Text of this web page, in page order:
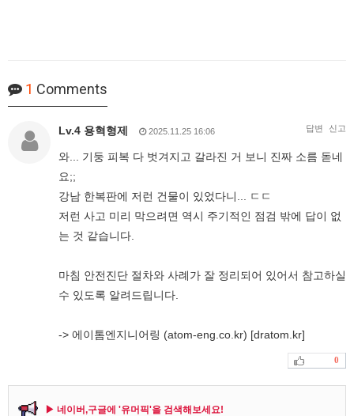
1 Comments
Lv.4 용혁형제 2025.11.25 16:06 답변 신고
와... 기둥 피복 다 벗겨지고 갈라진 거 보니 진짜 소름 돋네
요;;
강남 한복판에 저런 건물이 있었다니... ㄷㄷ
저런 사고 미리 막으려면 역시 주기적인 점검 밖에 답이 없
는 것 같습니다.
마침 안전진단 절차와 사례가 잘 정리되어 있어서 참고하실
수 있도록 알려드립니다.
-> 에이톰엔지니어링 (atom-eng.co.kr) [dratom.kr]
0
▶ 네이버,구글에 '유머픽'을 검색해보세요!